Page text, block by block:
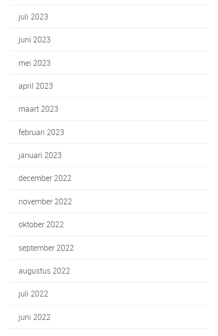
juli 2023
juni 2023
mei 2023
april 2023
maart 2023
februari 2023
januari 2023
december 2022
november 2022
oktober 2022
september 2022
augustus 2022
juli 2022
juni 2022